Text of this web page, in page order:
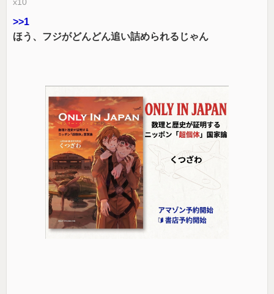
x10
>>1
ほう、フジがどんどん追い詰められるじゃん